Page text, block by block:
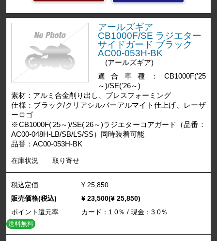
アールズギア
CB1000F/SE ラジエター
サイドガード ブラック
AC00-053H-BK
(アールズギア)
適合車種：CB1000F('25
～)/SE('26～)
素材：アルミ合金削り出し、ブレスフォーミング
仕様：ブラック/クリアシルバーアルマイト仕上げ、レーザ
ーロゴ
※CB1000F('25～)/SE('26～)ラジエターコアガード（品番：
AC00-048H-LB/SB/LS/SS）同時装着可能
品番：AC00-053H-BK
在庫状況 取り寄せ
税込定価
¥ 25,850
販売価格(税込)
¥ 23,500(¥ 25,850)
ポイント還元率
カード：1.0％ / 現金：3.0％
送料無料